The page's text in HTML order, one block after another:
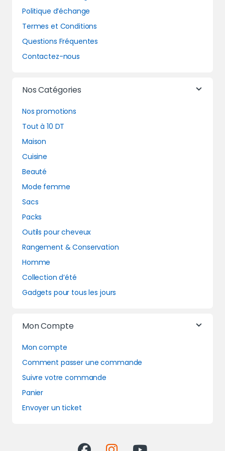
Politique d’échange
Termes et Conditions
Questions Fréquentes
Contactez-nous
Nos Catégories
Nos promotions
Tout à 10 DT
Maison
Cuisine
Beauté
Mode femme
Sacs
Packs
Outils pour cheveux
Rangement & Conservation
Homme
Collection d’été
Gadgets pour tous les jours
Mon Compte
Mon compte
Comment passer une commande
Suivre votre commande
Panier
Envoyer un ticket